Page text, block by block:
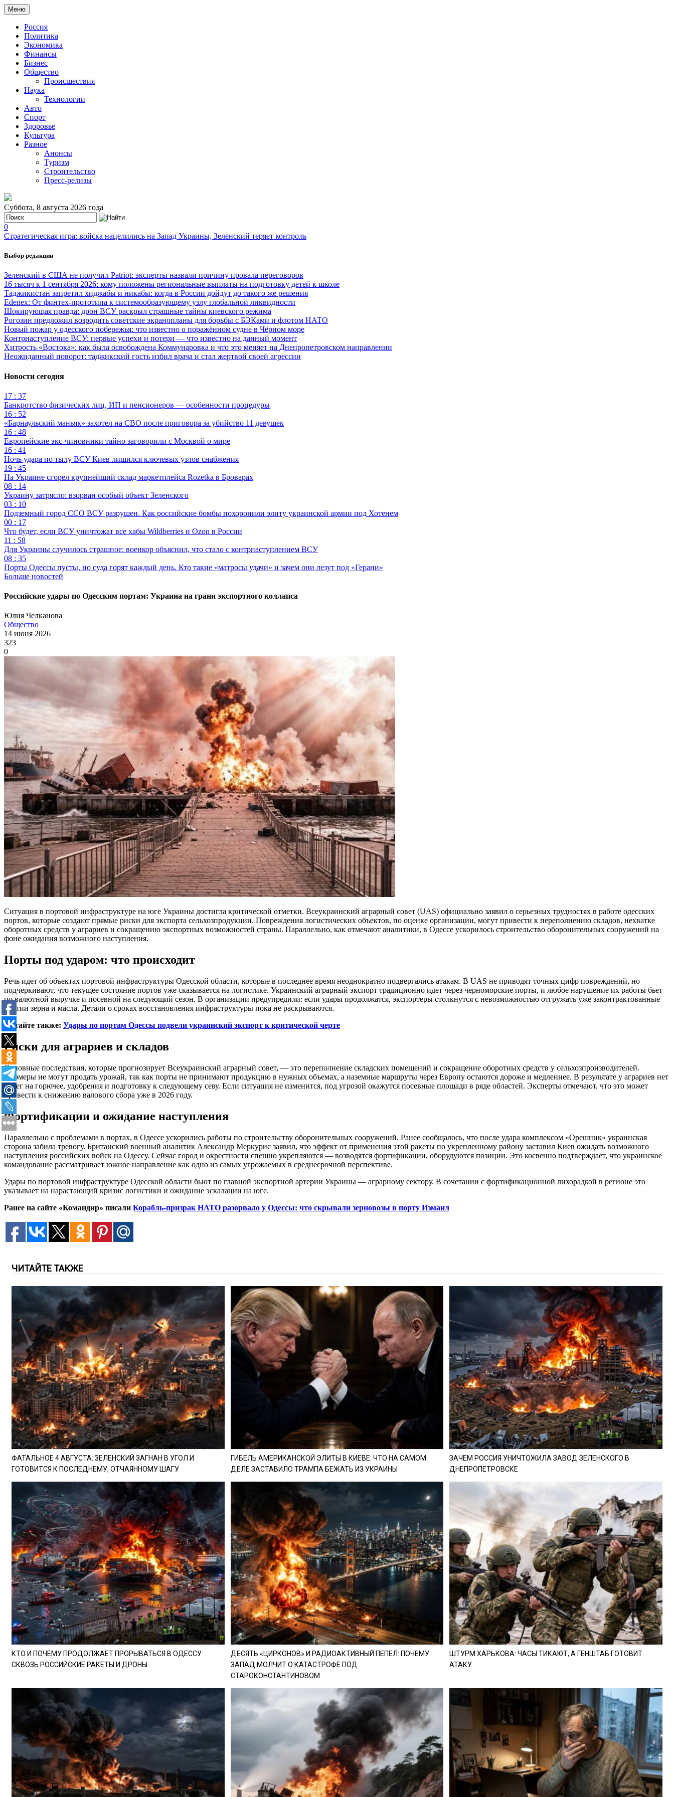
Меню
Россия
Политика
Экономика
Финансы
Бизнес
Общество
Происшествия
Наука
Технологии
Авто
Спорт
Здоровье
Культура
Разное
Анонсы
Туризм
Строительство
Пресс-релизы
Суббота, 8 августа 2026 года
0
Стратегическая игра: войска нацелились на Запад Украины, Зеленский теряет контроль
Выбор редакции
Зеленский в США не получил Patriot: эксперты назвали причину провала переговоров
16 тысяч к 1 сентября 2026: кому положены региональные выплаты на подготовку детей к школе
Таджикистан запретил хиджабы и никабы: когда в России дойдут до такого же решения
Edenex: От финтех-прототипа к системообразующему узлу глобальной ликвидности
Шокирующая правда: дрон ВСУ раскрыл страшные тайны киевского режима
Рогозин предложил возродить советские экранопланы для борьбы с БЭКами и флотом НАТО
Новый пожар у одесского побережья: что известно о поражённом судне в Чёрном море
Контрнаступление ВСУ: первые успехи и потери — что известно на данный момент
Хитрость «Востока»: как была освобождена Коммунаровка и что это меняет на Днепропетровском направлении
Неожиданный поворот: таджикский гость избил врача и стал жертвой своей агрессии
Новости сегодня
17 : 37
Банкротство физических лиц, ИП и пенсионеров — особенности процедуры
16 : 52
«Барнаульский маньяк» захотел на СВО после приговора за убийство 11 девушек
16 : 48
Европейские экс-чиновники тайно заговорили с Москвой о мире
16 : 41
Ночь удара по тылу ВСУ Киев лишился ключевых узлов снабжения
19 : 45
На Украине сгорел крупнейший склад маркетплейса Rozetka в Броварах
08 : 14
Украину затрясло: взорван особый объект Зеленского
03 : 10
Подземный город ССО ВСУ разрушен. Как российские бомбы похоронили элиту украинской армии под Хотенем
00 : 17
Что будет, если ВСУ уничтожат все хабы Wildberries и Ozon в России
11 : 58
Для Украины случилось страшное: военкор объяснил, что стало с контрнаступлением ВСУ
08 : 35
Порты Одессы пусты, но суда горят каждый день. Кто такие «матросы удачи» и зачем они лезут под «Герани»
Больше новостей
Российские удары по Одесским портам: Украина на грани экспортного коллапса
Юлия Челканова
Общество
14 июня 2026
323
0
Ситуация в портовой инфраструктуре на юге Украины достигла критической отметки. Всеукраинский аграрный совет (UAS) официально заявил о серьезных трудностях в работе одесских
портов, которые создают прямые риски для экспорта сельхозпродукции. Повреждения логистических объектов, по оценке организации, могут привести к переполнению складов, нехватке
оборотных средств у аграриев и сокращению экспортных возможностей страны. Параллельно, как отмечают аналитики, в Одессе ускорилось строительство оборонительных сооружений на
фоне ожидания возможного наступления.
Порты под ударом: что происходит
Речь идет об объектах портовой инфраструктуры Одесской области, которые в последнее время неоднократно подвергались атакам. В UAS не приводят точных цифр повреждений, но
подчеркивают, что текущее состояние портов уже сказывается на логистике. Украинский аграрный экспорт традиционно идет через черноморские порты, и любое нарушение их работы бьет
по валютной выручке и посевной на следующий сезон. В организации предупредили: если удары продолжатся, экспортеры столкнутся с невозможностью отгружать уже законтрактованные
партии зерна и масла. Детали о сроках восстановления инфраструктуры пока не раскрываются.
Читайте также: Удары по портам Одессы подвели украинский экспорт к критической черте
Риски для аграриев и складов
Основные последствия, которые прогнозирует Всеукраинский аграрный совет, — это переполнение складских помещений и сокращение оборотных средств у сельхозпроизводителей.
Фермеры не могут продать урожай, так как порты не принимают продукцию в нужных объемах, а наземные маршруты через Европу остаются дороже и медленнее. В результате у аграриев нет
денег на горючее, удобрения и подготовку к следующему севу. Если ситуация не изменится, под угрозой окажутся посевные площади в ряде областей. Эксперты отмечают, что это может
привести к снижению валового сбора уже в 2026 году.
Фортификации и ожидание наступления
Параллельно с проблемами в портах, в Одессе ускорились работы по строительству оборонительных сооружений. Ранее сообщалось, что после удара комплексом «Орешник» украинская
сторона забила тревогу. Британский военный аналитик Александр Меркурис заявил, что эффект от применения этой ракеты по укрепленному району заставил Киев ожидать возможного
наступления российских войск на Одессу. Сейчас город и окрестности спешно укрепляются — возводятся фортификации, оборудуются позиции. Это косвенно подтверждает, что украинское
командование рассматривает южное направление как одно из самых угрожаемых в среднесрочной перспективе.
Удары по портовой инфраструктуре Одесской области бьют по главной экспортной артерии Украины — аграрному сектору. В сочетании с фортификационной лихорадкой в регионе это
указывает на нарастающий кризис логистики и ожидание эскалации на юге.
Ранее на сайте «Командир» писали Корабль-призрак НАТО разорвало у Одессы: что скрывали зерновозы в порту Измаил
ЧИТАЙТЕ ТАКЖЕ
ФАТАЛЬНОЕ 4 АВГУСТА: ЗЕЛЕНСКИЙ ЗАГНАН В УГОЛ И
ГОТОВИТСЯ К ПОСЛЕДНЕМУ, ОТЧАЯННОМУ ШАГУ
ГИБЕЛЬ АМЕРИКАНСКОЙ ЭЛИТЫ В КИЕВЕ: ЧТО НА САМОМ
ДЕЛЕ ЗАСТАВИЛО ТРАМПА БЕЖАТЬ ИЗ УКРАИНЫ
ЗАЧЕМ РОССИЯ УНИЧТОЖИЛА ЗАВОД ЗЕЛЕНСКОГО В
ДНЕПРОПЕТРОВСКЕ
КТО И ПОЧЕМУ ПРОДОЛЖАЕТ ПРОРЫВАТЬСЯ В ОДЕССУ
СКВОЗЬ РОССИЙСКИЕ РАКЕТЫ И ДРОНЫ
ДЕСЯТЬ «ЦИРКОНОВ» И РАДИОАКТИВНЫЙ ПЕПЕЛ: ПОЧЕМУ
ЗАПАД МОЛЧИТ О КАТАСТРОФЕ ПОД
СТАРОКОНСТАНТИНОВОМ
ШТУРМ ХАРЬКОВА: ЧАСЫ ТИКАЮТ, А ГЕНШТАБ ГОТОВИТ
АТАКУ